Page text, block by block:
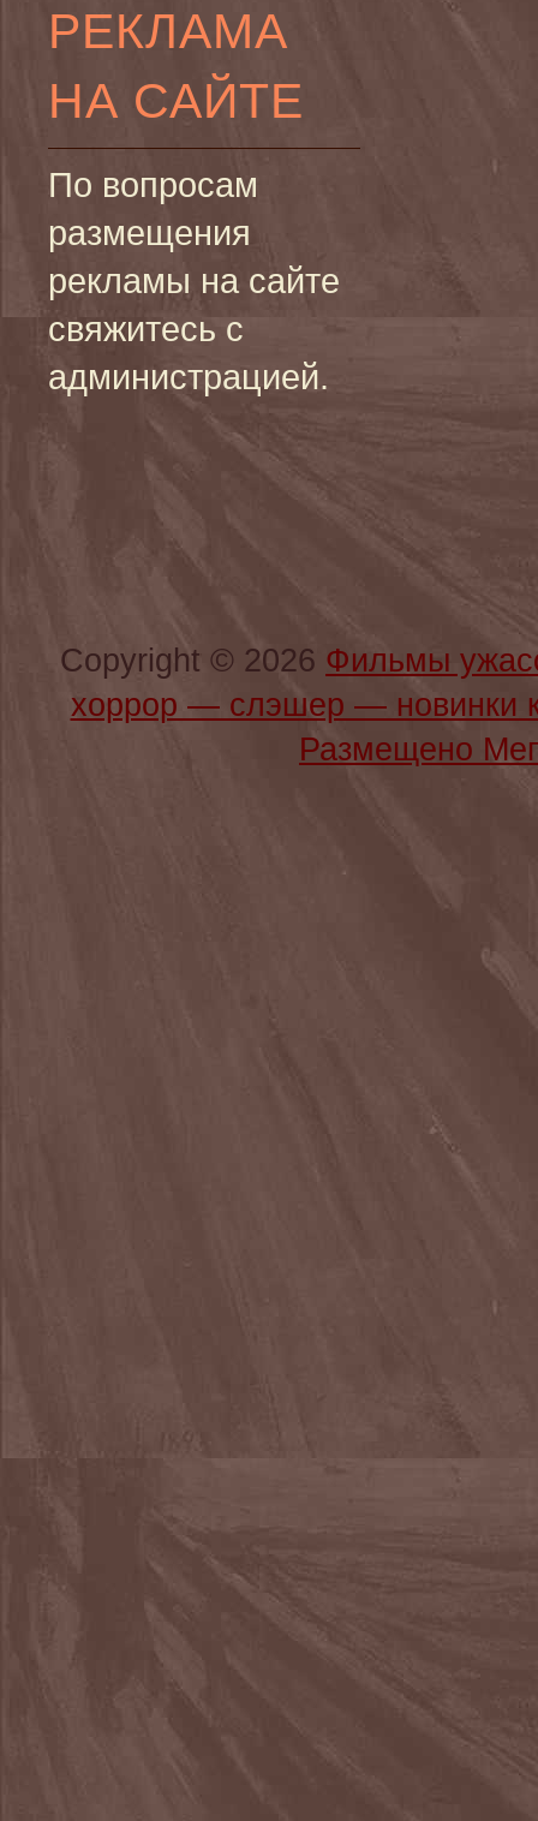
РЕКЛАМА
НА САЙТЕ
По вопросам
размещения
рекламы на сайте
свяжитесь с
администрацией.
Copyright © 2026 Фильмы
хоррор — слэшер —
Размещено